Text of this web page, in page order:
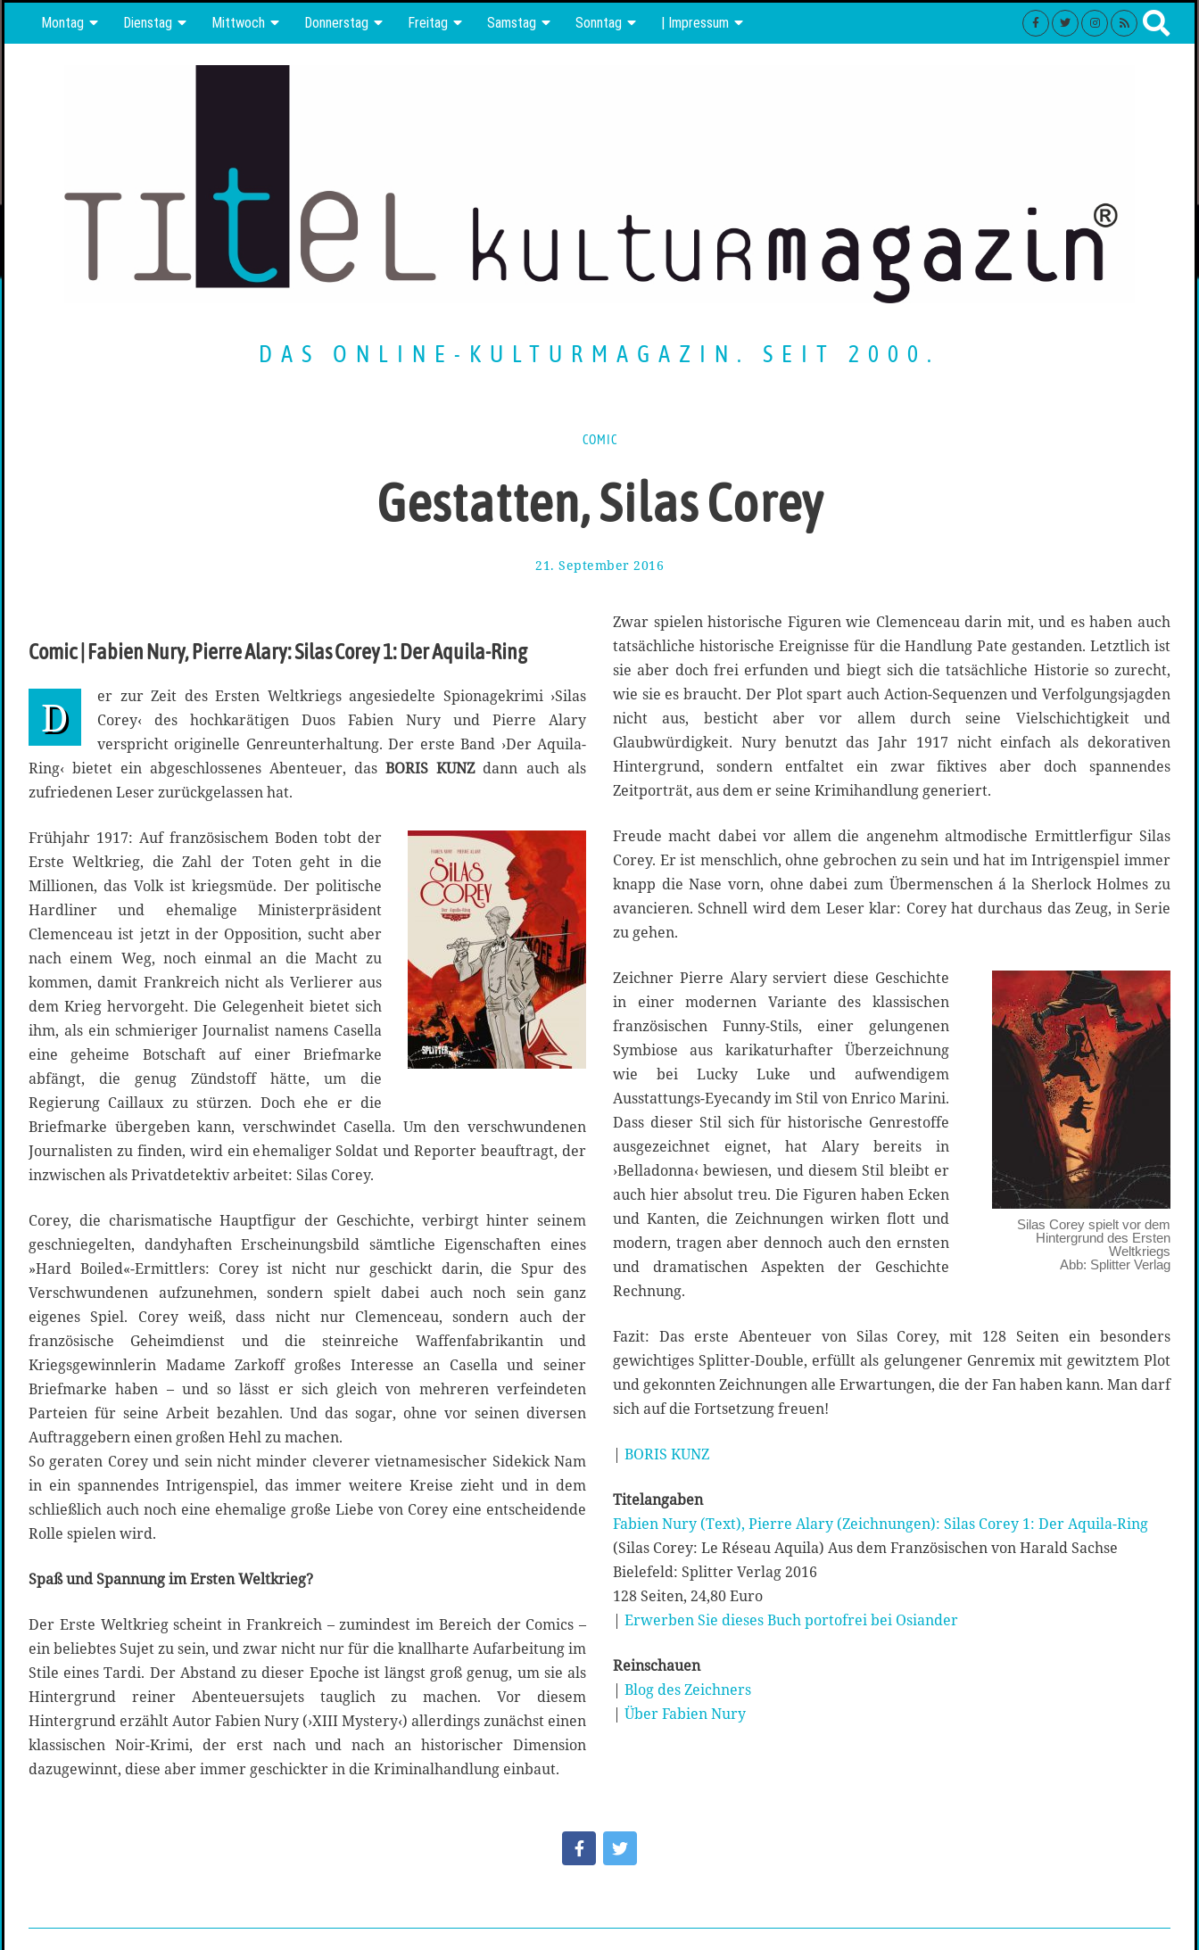
Montag Dienstag Mittwoch Donnerstag Freitag Samstag Sonntag | Impressum
DAS ONLINE-KULTURMAGAZIN. SEIT 2000.
COMIC
Gestatten, Silas Corey
21. September 2016
S
e
p
t
e
b
e
r
2
0
6
Comic | Fabien Nury, Pierre Alary: Silas Corey 1: Der Aquila-Ring
D
er zur Zeit des Ersten Weltkriegs angesiedelte Spionagekrimi ›Silas
Corey‹ des hochkarätigen Duos Fabien Nury und Pierre Alary
verspricht originelle Genreunterhaltung. Der erste Band ›Der Aquila-
Ring‹ bietet ein abgeschlossenes Abenteuer, das BORIS KUNZdann auch als
zufriedenen Leser zurückgelassen hat.
Frühjahr 1917: Auf französischem Boden tobt der
Erste Weltkrieg, die Zahl der Toten geht in die
Millionen, das Volk ist kriegsmüde. Der politische
Hardliner und ehemalige Ministerpräsident
Clemenceau ist jetzt in der Opposition, sucht aber
nach einem Weg, noch einmal an die Macht zu
kommen, damit Frankreich nicht als Verlierer aus
dem Krieg hervorgeht. Die Gelegenheit bietet sich
ihm, als ein schmieriger Journalist namens Casella
eine geheime Botschaft auf einer Briefmarke
abfängt, die genug Zündstoff hätte, um die
Regierung Caillaux zu stürzen. Doch ehe er die
Briefmarke übergeben kann, verschwindet Casella. Um den verschwundenen
Journalisten zu finden, wird ein ehemaliger Soldat und Reporter beauftragt, der
inzwischen als Privatdetektiv arbeitet: Silas Corey.
Corey, die charismatische Hauptfigur der Geschichte, verbirgt hinter seinem
geschniegelten, dandyhaften Erscheinungsbild sämtliche Eigenschaften eines
»Hard Boiled«-Ermittlers: Corey ist nicht nur geschickt darin, die Spur des
Verschwundenen aufzunehmen, sondern spielt dabei auch noch sein ganz
eigenes Spiel. Corey weiß, dass nicht nur Clemenceau, sondern auch der
französische Geheimdienst und die steinreiche Waffenfabrikantin und
Kriegsgewinnlerin Madame Zarkoff großes Interesse an Casella und seiner
Briefmarke haben – und so lässt er sich gleich von mehreren verfeindeten
Parteien für seine Arbeit bezahlen. Und das sogar, ohne vor seinen diversen
Auftraggebern einen großen Hehl zu machen.
So geraten Corey und sein nicht minder cleverer vietnamesischer Sidekick Nam
in ein spannendes Intrigenspiel, das immer weitere Kreise zieht und in dem
schließlich auch noch eine ehemalige große Liebe von Corey eine entscheidende
Rolle spielen wird.
Spaß und Spannung im Ersten Weltkrieg?
Der Erste Weltkrieg scheint in Frankreich – zumindest im Bereich der Comics –
ein beliebtes Sujet zu sein, und zwar nicht nur für die knallharte Aufarbeitung im
Stile eines Tardi. Der Abstand zu dieser Epoche ist längst groß genug, um sie als
Hintergrund reiner Abenteuersujets tauglich zu machen. Vor diesem
Hintergrund erzählt Autor Fabien Nury (›XIII Mystery‹) allerdings zunächst einen
klassischen Noir-Krimi, der erst nach und nach an historischer Dimension
dazugewinnt, diese aber immer geschickter in die Kriminalhandlung einbaut.
Zwar spielen historische Figuren wie Clemenceau darin mit, und es haben auch
tatsächliche historische Ereignisse für die Handlung Pate gestanden. Letztlich ist
sie aber doch frei erfunden und biegt sich die tatsächliche Historie so zurecht,
wie sie es braucht. Der Plot spart auch Action-Sequenzen und Verfolgungsjagden
nicht aus, besticht aber vor allem durch seine Vielschichtigkeit und
Glaubwürdigkeit. Nury benutzt das Jahr 1917 nicht einfach als dekorativen
Hintergrund, sondern entfaltet ein zwar fiktives aber doch spannendes
Zeitporträt, aus dem er seine Krimihandlung generiert.
Freude macht dabei vor allem die angenehm altmodische Ermittlerfigur Silas
Corey. Er ist menschlich, ohne gebrochen zu sein und hat im Intrigenspiel immer
knapp die Nase vorn, ohne dabei zum Übermenschen á la Sherlock Holmes zu
avancieren. Schnell wird dem Leser klar: Corey hat durchaus das Zeug, in Serie
zu gehen.
Silas Corey spielt vor dem
Hintergrund des Ersten
Weltkriegs
Abb: Splitter Verlag
Zeichner Pierre Alary serviert diese Geschichte
in einer modernen Variante des klassischen
französischen Funny-Stils, einer gelungenen
Symbiose aus karikaturhafter Überzeichnung
wie bei Lucky Luke und aufwendigem
Ausstattungs-Eyecandy im Stil von Enrico Marini.
Dass dieser Stil sich für historische Genrestoffe
ausgezeichnet eignet, hat Alary bereits in
›Belladonna‹ bewiesen, und diesem Stil bleibt er
auch hier absolut treu. Die Figuren haben Ecken
und Kanten, die Zeichnungen wirken flott und
modern, tragen aber dennoch auch den ernsten
und dramatischen Aspekten der Geschichte
Rechnung.
Fazit: Das erste Abenteuer von Silas Corey, mit 128 Seiten ein besonders
gewichtiges Splitter-Double, erfüllt als gelungener Genremix mit gewitztem Plot
und gekonnten Zeichnungen alle Erwartungen, die der Fan haben kann. Man darf
sich auf die Fortsetzung freuen!
| BORIS KUNZ
Titelangaben
Fabien Nury (Text), Pierre Alary (Zeichnungen): Silas Corey 1: Der Aquila-Ring
(Silas Corey: Le Réseau Aquila) Aus dem Französischen von Harald Sachse
Bielefeld: Splitter Verlag 2016
128 Seiten, 24,80 Euro
| Erwerben Sie dieses Buch portofrei bei Osiander
Reinschauen
| Blog des Zeichners
| Über Fabien Nury